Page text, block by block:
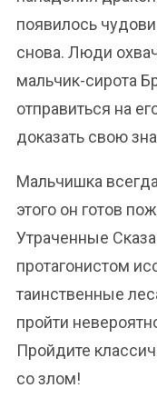
появилось
снова. Люди
мальчик-сирота
отправиться на
доказать свою
Мальчишка
этого он готов
Утраченные
протагонистом
таинственные
пройти
Пройдите
со злом!